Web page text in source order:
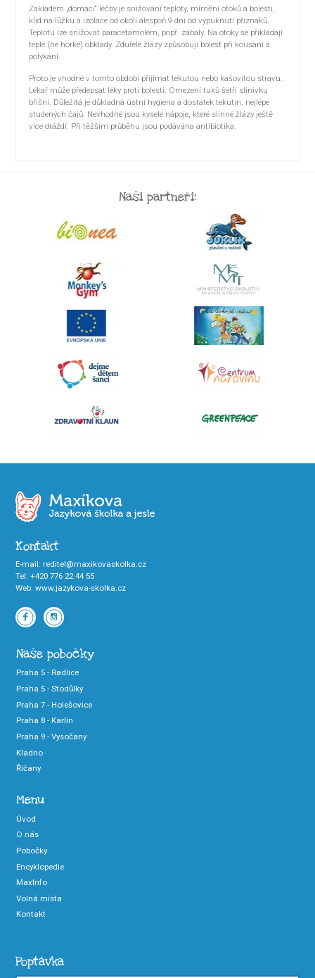
Základem „domácí“ léčby je snižování teploty, mírnění otoků a bolesti,
klid na lůžku a izolace od okolí alespoň 9 dní od vypuknutí příznaků.
Teplotu lze snižovat paracetamolem, popř. zábaly. Na otoky se přikládají
teplé (ne horké) obklady. Zduřelé žlázy způsobují bolest při kousání a
polykání.
Proto je vhodné v tomto období přijímat tekutou nebo kašovitou stravu.
Lékař může předepsat léky proti bolesti. Omezení tuků šetří slinivku
břišní. Důležitá je důkladná ústní hygiena a dostatek tekutin, nejlépe
studených čajů. Nevhodné jsou kyselé nápoje, které slinné žlázy ještě
více dráždí. Při těžším průběhu jsou podávána antibiotika.
Naši partneři:
Kontakt
E-mail: reditel@maxikovaskolka.cz
Tel: +420 776 22 44 55
Web: www.jazykova-skolka.cz
Naše pobočky
Praha 5 - Radlice
Praha 5 - Stodůlky
Praha 7 - Holešovice
Praha 8 - Karlín
Praha 9 - Vysočany
Kladno
Říčany
Menu
Úvod
O nás
Pobočky
Encyklopedie
MaxInfo
Volná místa
Kontakt
Poptávka